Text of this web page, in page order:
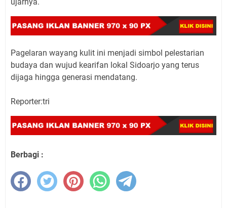
Pagelaran wayang kulit ini menjadi simbol pelestarian
budaya dan wujud kearifan lokal Sidoarjo yang terus
dijaga hingga generasi mendatang.
Reporter:tri
Berbagi :